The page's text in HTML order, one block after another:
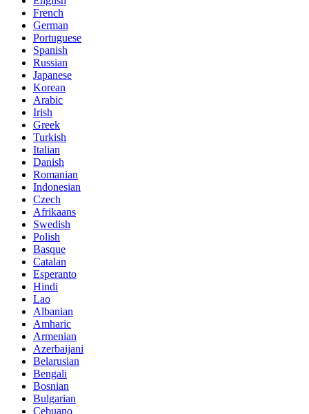
French
German
Portuguese
Spanish
Russian
Japanese
Korean
Arabic
Irish
Greek
Turkish
Italian
Danish
Romanian
Indonesian
Czech
Afrikaans
Swedish
Polish
Basque
Catalan
Esperanto
Hindi
Lao
Albanian
Amharic
Armenian
Azerbaijani
Belarusian
Bengali
Bosnian
Bulgarian
Cebuano